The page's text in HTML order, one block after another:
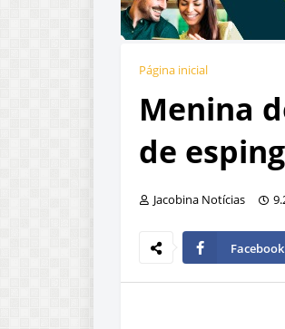
Página inicial
Menina
de
Jacobina Notícias
Facebook